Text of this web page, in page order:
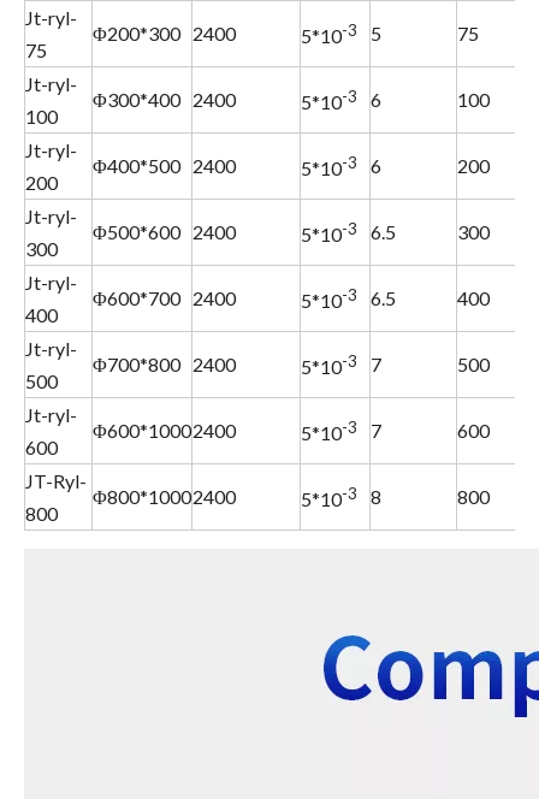
Jt-ryl-
75
Φ200*300 2400 5*10-3 5 75
Jt-ryl-
100
Φ300*400 2400 5*10-3 6 100
Jt-ryl-
200
Φ400*500 2400 5*10-3 6 200
Jt-ryl-
300
Φ500*600 2400 5*10-3 6.5 300
Jt-ryl-
400
Φ600*700 2400 5*10-3 6.5 400
Jt-ryl-
500
Φ700*800 2400 5*10-3 7 500
Jt-ryl-
600
Φ600*10002400 5*10-3 7 600
JT-Ryl-
800
Φ800*10002400 5*10-3 8 800